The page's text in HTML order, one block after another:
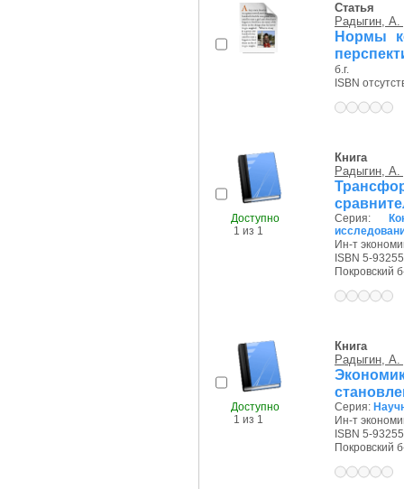
Статья
Радыгин,
Нормы
б.г.
ISBN
Доступно
1 из 1
Книга
Радыгин,
Серия:
Ин-т
ISBN 5-
Покровский
Доступно
1 из 1
Книга
Радыгин,
Серия:
Ин-т
ISBN 5-
Покровский